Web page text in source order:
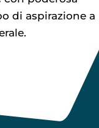
di aspirazione a